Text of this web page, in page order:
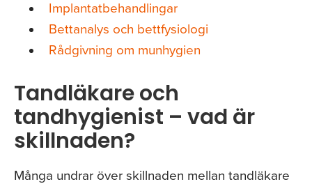
Implantatbehandlingar
Bettanalys och bettfysiologi
Rådgivning om munhygien
Tandläkare och
tandhygienist – vad är
skillnaden?
Många undrar över skillnaden mellan tandläkare